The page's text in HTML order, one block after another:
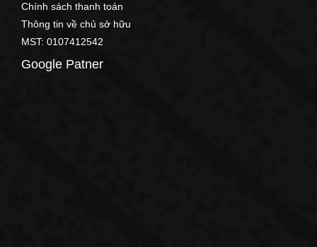
Chính sách thanh toán
Thông tin về chủ sở hữu
MST: 0107412542
Google Patner